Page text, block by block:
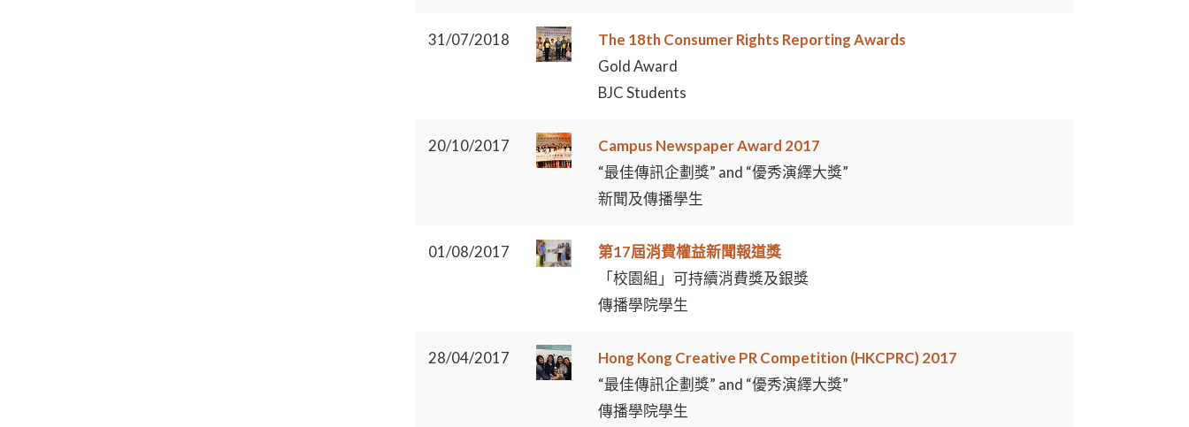
31/07/2018
The 18th Consumer Rights Reporting Awards
Gold Award
BJC Students
20/10/2017
Campus Newspaper Award 2017
“最佳傳訊企劃獎” and “優秀演繹大獎”
新聞及傳播學生
01/08/2017
第17屆消費權益新聞報道獎
「校園組」可持續消費獎及銀獎
傳播學院學生
28/04/2017
Hong Kong Creative PR Competition (HKCPRC) 2017
“最佳傳訊企劃獎” and “優秀演繹大獎”
傳播學院學生